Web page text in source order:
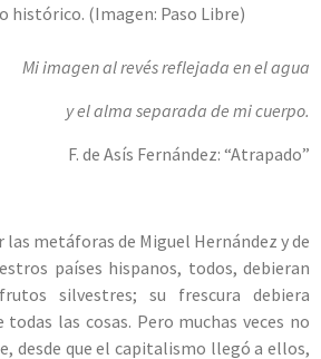
histórico. (Imagen: Paso Libre)
Mi imagen al revés reflejada en el agua
y el alma separada de mi cuerpo.
F. de Asís Fernández: “Atrapado”
las metáforas de Miguel Hernández y de
países hispanos, todos, debieran
silvestres; su frescura debiera
las cosas. Pero muchas veces no
desde que el capitalismo llegó a ellos,